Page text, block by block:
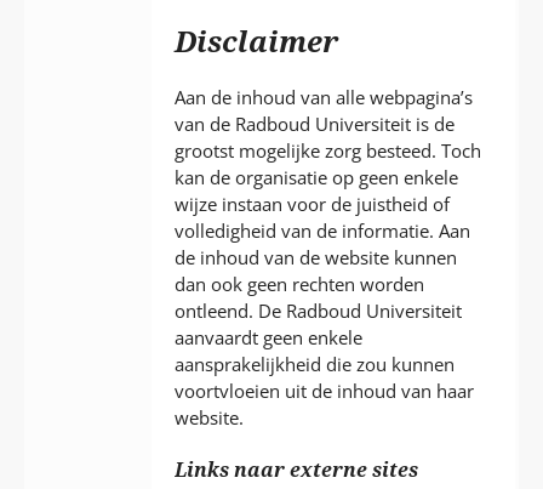
Disclaimer
Aan de inhoud van alle webpagina’s
van de Radboud Universiteit is de
grootst mogelijke zorg besteed. Toch
kan de organisatie op geen enkele
wijze instaan voor de juistheid of
volledigheid van de informatie. Aan
de inhoud van de website kunnen
dan ook geen rechten worden
ontleend. De Radboud Universiteit
aanvaardt geen enkele
aansprakelijkheid die zou kunnen
voortvloeien uit de inhoud van haar
website.
Links naar externe sites